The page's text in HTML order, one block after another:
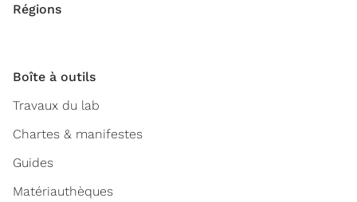
Régions
Boîte à outils
Travaux du lab
Chartes & manifestes
Guides
Matériauthèques